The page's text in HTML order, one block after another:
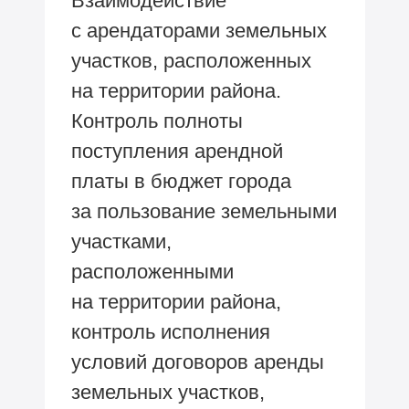
с арендаторами земельных
участков, расположенных
на территории района.
Контроль полноты
поступления арендной
платы в бюджет города
за пользование земельными
участками,
расположенными
на территории района,
контроль исполнения
условий договоров аренды
земельных участков,